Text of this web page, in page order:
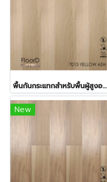
พื้นกันกระแทกสำหรับพื้นผู้สูงอายุและเด็กเล็กFK7013
New